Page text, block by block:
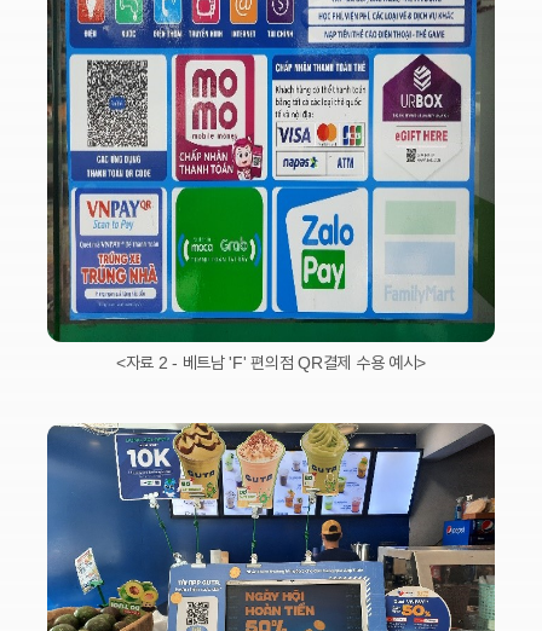
<자료 2 - 베트남 'F' 편의점 QR결제 수용 예시>